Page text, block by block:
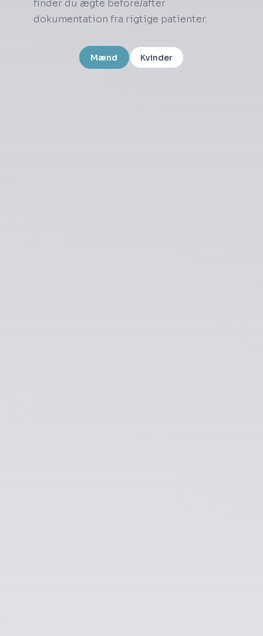
finder du ægte before/after
dokumentation fra rigtige patienter.
Mænd Kvinder